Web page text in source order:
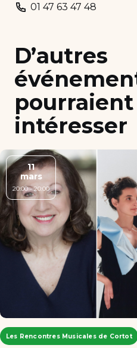
01 47 63 47 48
D’autres
pourraient
intéresser
11
mars
20:00 - 20:00
Les Rencontres Musicales de Cortot